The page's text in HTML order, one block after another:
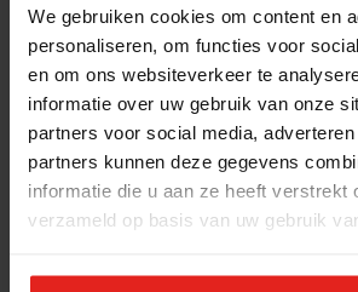
We gebruiken cookies om content en
personaliseren, om functies voor
en om ons websiteverkeer te
informatie over uw gebruik van onze
partners voor social media,
partners kunnen deze gegevens
informatie die u aan ze heeft verstrekt
verzameld op basis van uw gebruik
Pers en media
Jaarverslag 2025
Opzeggen
Volg ons
Aanmelden